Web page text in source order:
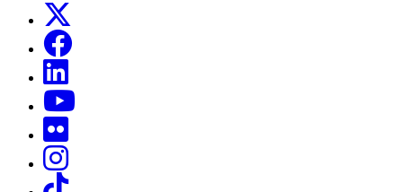
Links, Opens in this window
Links, Opens in this window
Links, Opens in this window
Links, Opens in this window
Links, Opens in this window